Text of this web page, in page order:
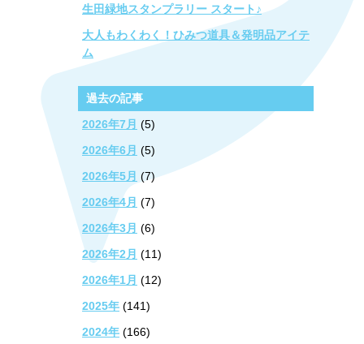
生田緑地スタンプラリー スタート♪
大人もわくわく！ひみつ道具＆発明品アイテ
ム
過去の記事
2026年7月 (5)
2026年6月 (5)
2026年5月 (7)
2026年4月 (7)
2026年3月 (6)
2026年2月 (11)
2026年1月 (12)
2025年 (141)
2024年 (166)